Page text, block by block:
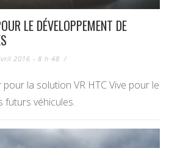
LE DÉVELOPPEMENT DE
2016 - 8 h 48 /
pour la solution VR HTC Vive pour le
futurs véhicules.